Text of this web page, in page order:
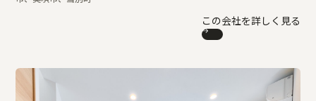
この会社を詳しく見る